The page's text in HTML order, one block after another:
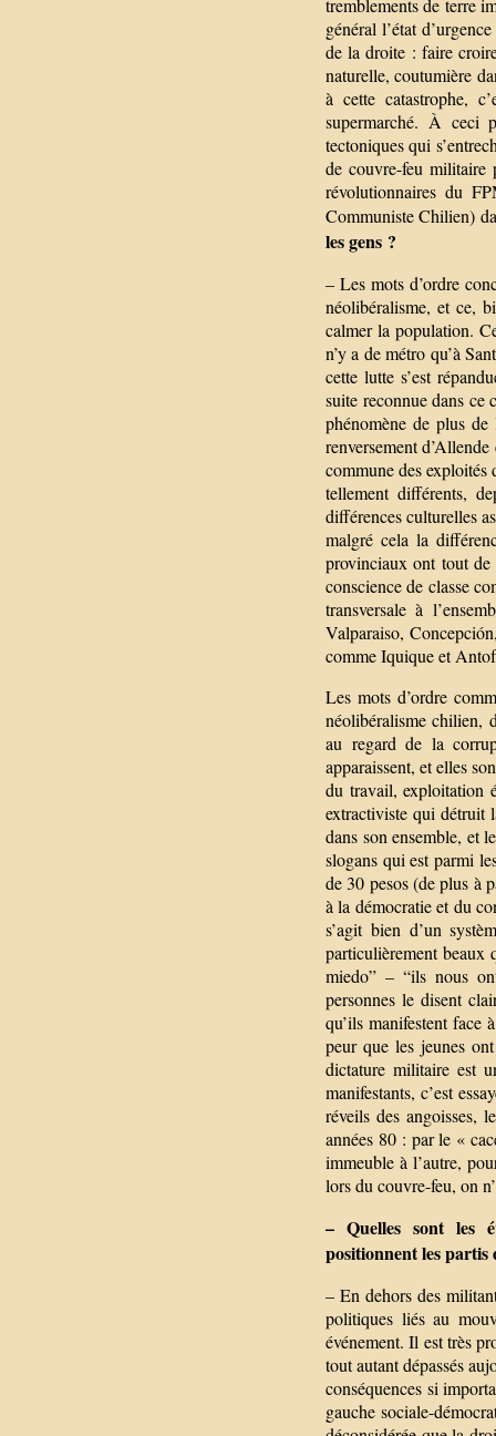
général l’état
de la droite : faire
naturelle, coutumière
à cette catastrophe,
supermarché. À ceci
tectoniques qui
de couvre-feu militaire
révolutionnaires du
Communiste Chilien)
les gens ?
– Les mots d’ordre
néolibéralisme, et ce,
calmer la population.
n’y a de métro qu’à
cette lutte s’est
suite reconnue dans ce
phénomène de plus
renversement
commune des exploités
tellement différents,
différences culturelles
malgré cela la
provinciaux ont tout de
conscience de classe
transversale à
Valparaiso,
comme Iquique et
Les mots d’ordre
néolibéralisme chilien,
au regard de la
apparaissent, et elles
du travail, exploitation
extractiviste qui détruit
dans son ensemble, et
slogans qui est parmi
de 30 pesos (de plus à
à la démocratie et du
s’agit bien d’un
particulièrement beaux
miedo” – “ils nous
personnes le disent
qu’ils manifestent face
peur que les jeunes
dictature militaire est
manifestants, c’est
réveils des angoisses,
années 80 : par le «
immeuble à l’autre,
lors du couvre-feu, on
– Quelles sont les
positionnent les partis
– En dehors des
politiques liés au
événement. Il est très
tout autant dépassés
conséquences si
gauche sociale-